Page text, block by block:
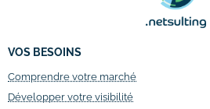
VOS BESOINS
Comprendre votre marché
Développer votre visibilité